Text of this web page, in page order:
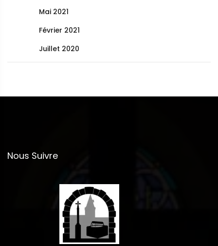
Mai 2021
Février 2021
Juillet 2020
Nous Suivre